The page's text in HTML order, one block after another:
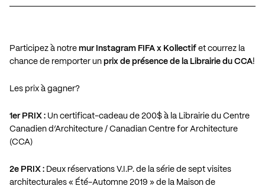
Participez à notre mur Instagram FIFA x Kollectif et courrez la
chance de remporter un prix de présence de la Librairie du CCA!
Les prix à gagner?
1er PRIX : Un certificat-cadeau de 200$ à la Librairie du Centre
Canadien d’Architecture / Canadian Centre for Architecture
(CCA)
2e PRIX : Deux réservations V.I.P. de la série de sept visites
architecturales « Été-Automne 2019 » de la Maison de